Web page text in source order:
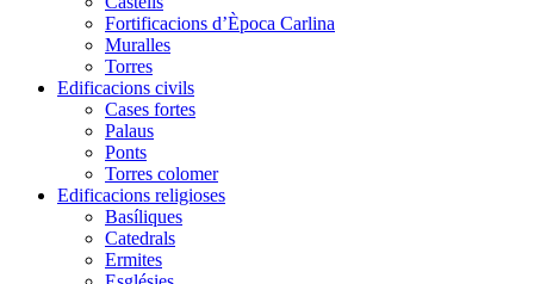
Fortificacions d’Època Carlina
Muralles
Torres
Edificacions civils
Cases fortes
Palaus
Ponts
Torres colomer
Edificacions religioses
Basíliques
Catedrals
Ermites